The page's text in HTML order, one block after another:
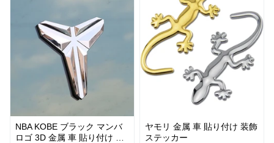
NBA KOBE ブラック マンバ
ロゴ 3D 金属 車 貼り付け 装
ヤモリ 金属 車 貼り付け 装飾
ステッカー